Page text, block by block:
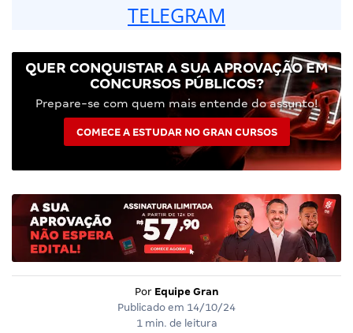
TELEGRAM
QUER CONQUISTAR A SUA APROVAÇÃO EM
CONCURSOS PÚBLICOS?
Prepare-se com quem mais entende do assunto!
COMECE A ESTUDAR NO GRAN CURSOS
Por Equipe Gran
Publicado em 14/10/24
1 min. de leitura